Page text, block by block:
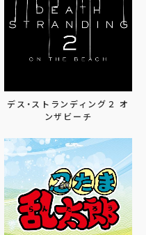
デス・ストランディング２ オ
ンザビーチ